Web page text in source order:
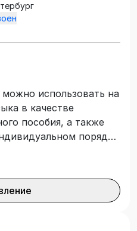
использовать на
в качестве
пособия, а также
порядке
Занимаясь
а также знакомятся с
книги приводится